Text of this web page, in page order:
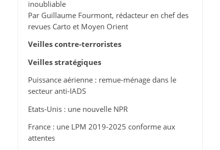
inoubliable
Par Guillaume Fourmont, rédacteur en chef des
revues Carto et Moyen Orient
Veilles contre-terroristes
Veilles stratégiques
Puissance aérienne : remue-ménage dans le
secteur anti-IADS
Etats-Unis : une nouvelle NPR
France : une LPM 2019-2025 conforme aux
attentes